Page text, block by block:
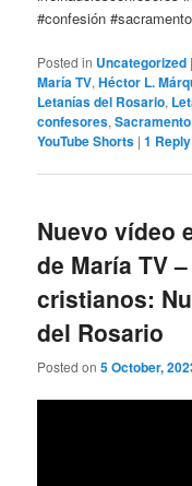
#confesión
Posted in Uncategorized
María TV,Héctor L.
Letanías del Rosario,
confesores,
YouTube Shorts |1 Reply
Nuevo vídeo
de María TV
cristianos:
del Rosario
Posted on5 October,